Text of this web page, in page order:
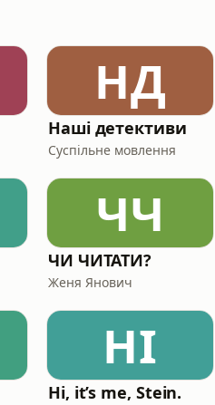
НД
Наші детективи
Суспільне мовлення
ЧЧ
ЧИ ЧИТАТИ?
Женя Янович
HI
Hi, it’s me, Stein.